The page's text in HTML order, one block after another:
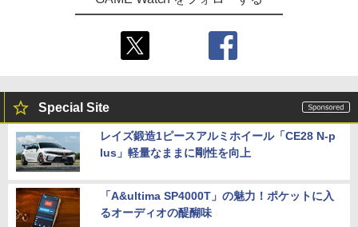
Special Site
レイズ鍛造1ピースアルミホイール「CE28 N-p
lus」軽量なままに剛性を向上
「A&ultima SP4000T」の魅力！ポケットに入
るオーディオの醍醐味